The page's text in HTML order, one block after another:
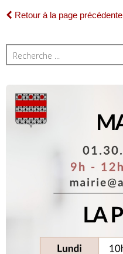
Retour à la page précédente